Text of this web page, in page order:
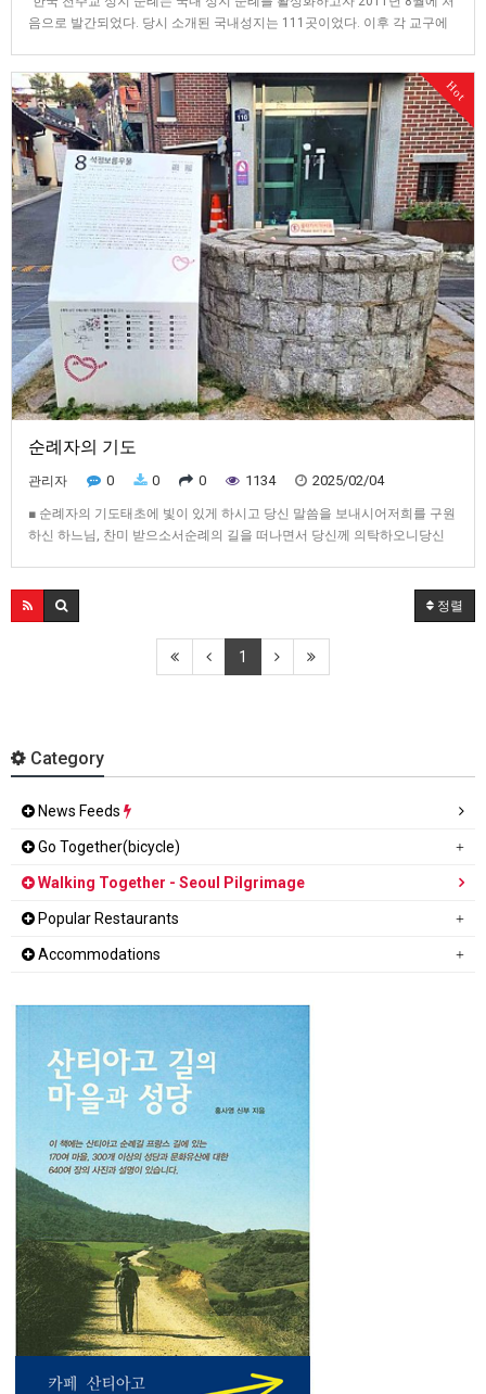
음으로 발간되었다. 당시 소개된 국내성지는 111곳이었다. 이후 각 교구에
교자현양과 성지순례사목 위원회는 성지의 개념을 정립할 필…
Hot
순례자의 기도
관리자 0 0 0 1134 2025/02/04
■ 순례자의 기도태초에 빛이 있게 하시고 당신 말씀을 보내시어저희를 구원
하신 하느님, 찬미 받으소서순례의 길을 떠나면서 당신께 의탁하오니당신
하여금 신앙과 사랑을 다하여당신의 구원 의지와 그리스도의 사랑을깊이 느
끼게 하…
정렬
1
Category
News Feeds
Go Together(bicycle)
Walking Together - Seoul Pilgrimage
Popular Restaurants
Accommodations